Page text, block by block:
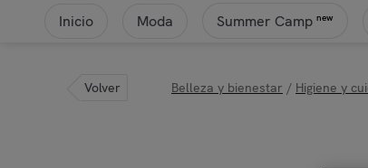
Inicio Moda Summer Camp new
Volver Belleza y bienestar / Higiene y